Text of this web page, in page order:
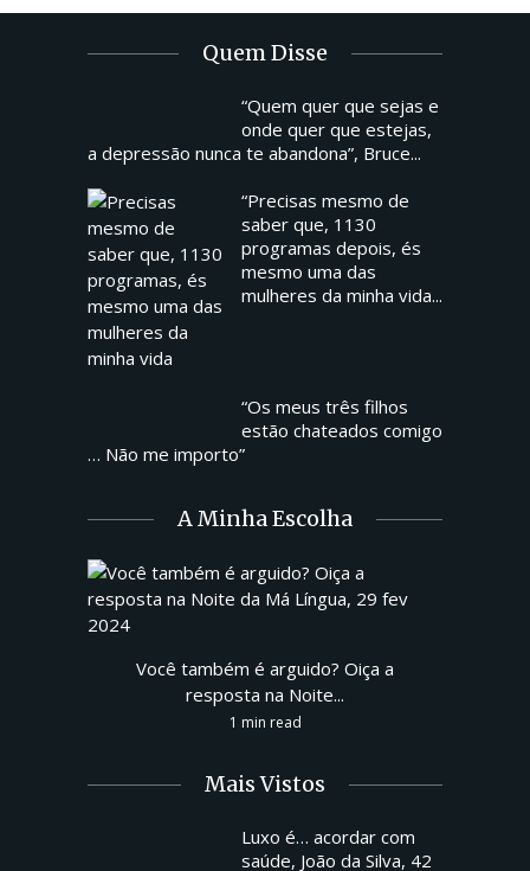
Quem Disse
“Quem quer que sejas e
onde quer que estejas,
a depressão nunca te abandona”, Bruce...
“Precisas mesmo de
saber que, 1130
programas depois, és
mesmo uma das
mulheres da minha vida...
“Os meus três filhos
estão chateados comigo
… Não me importo”
A Minha Escolha
Você também é arguido? Oiça a
resposta na Noite...
1 min read
Mais Vistos
Luxo é… acordar com
saúde, João da Silva, 42